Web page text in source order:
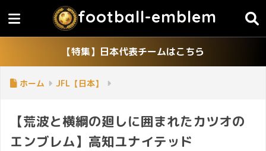
football-emblem
【特集】日本代表チームはこちら
ホーム JFL【日本】
【荒波と横綱の廻しに囲まれたカツオの
エンブレム】高知ユナイテッド